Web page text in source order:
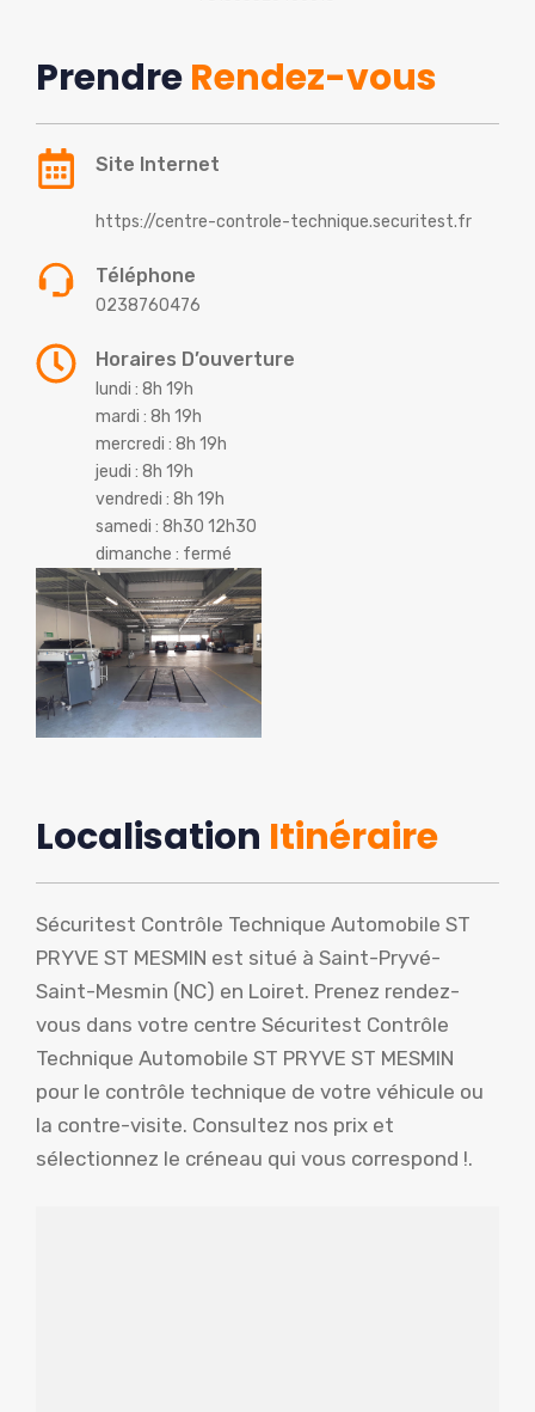
PrendreRendez-vous
Site Internet
https://centre-controle-technique.securitest.fr
Téléphone
0238760476
Horaires D’ouverture
lundi : 8h 19h
mardi : 8h 19h
mercredi : 8h 19h
jeudi : 8h 19h
vendredi : 8h 19h
samedi : 8h30 12h30
dimanche : fermé
Localisation Itinéraire
Sécuritest Contrôle Technique Automobile ST
PRYVE ST MESMIN est situé à Saint-Pryvé-
Saint-Mesmin (NC) en Loiret. Prenez rendez-
vous dans votre centre Sécuritest Contrôle
Technique Automobile ST PRYVE ST MESMIN
pour le contrôle technique de votre véhicule ou
la contre-visite. Consultez nos prix et
sélectionnez le créneau qui vous correspond !.